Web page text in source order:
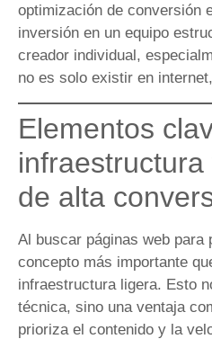
optimización de conversión
inversión en un equipo
creador individual,
no es solo existir en
Elementos
de alta
Al buscar páginas web para
concepto más importante
infraestructura ligera. Esto
técnica, sino una ventaja
prioriza el contenido y la